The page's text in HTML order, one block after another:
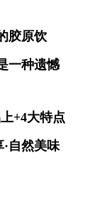
胶原饮
一种遗憾
+4大特点
·自然美味